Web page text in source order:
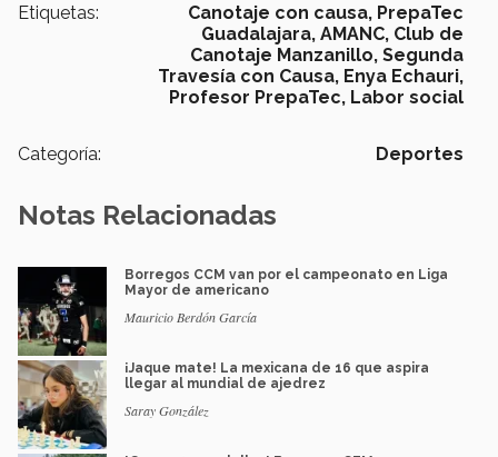
Etiquetas: Canotaje con causa, PrepaTec
Guadalajara, AMANC, Club de
Canotaje Manzanillo, Segunda
Travesía con Causa, Enya Echauri,
Profesor PrepaTec, Labor social
Categoría: Deportes
Notas Relacionadas
Borregos CCM van por el campeonato en Liga
Mayor de americano
Mauricio Berdón García
¡Jaque mate! La mexicana de 16 que aspira
llegar al mundial de ajedrez
Saray González